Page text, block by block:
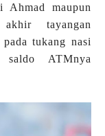
Ahmad maupun
tayangan
tukang nasi
ATMnya